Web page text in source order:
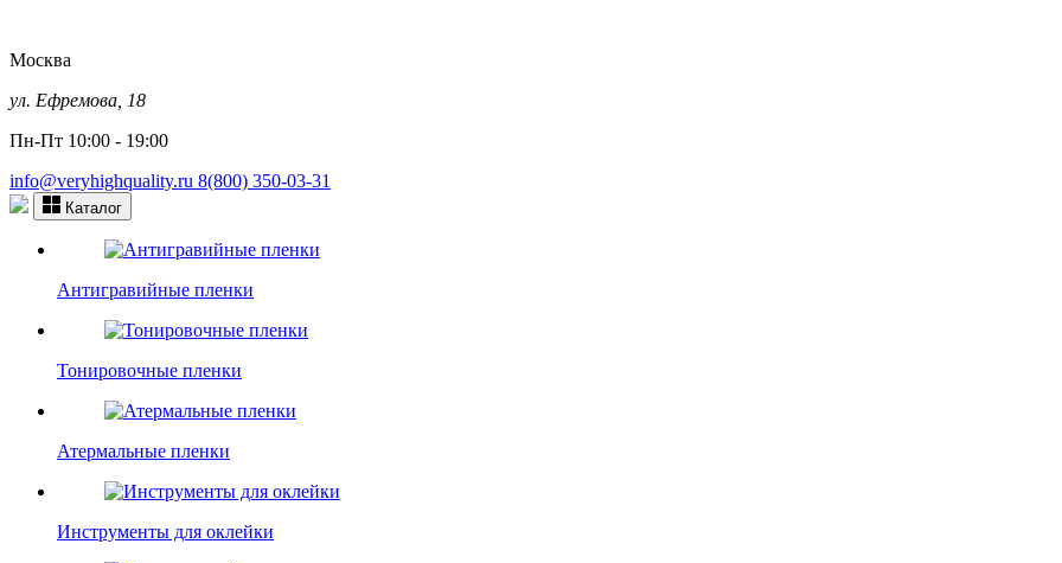
Москва
ул. Ефремова, 18
Пн-Пт 10:00 - 19:00
info@veryhighquality.ru 8(800) 350-03-31
Каталог
Антигравийные пленки
Тонировочные пленки
Атермальные пленки
Инструменты для оклейки